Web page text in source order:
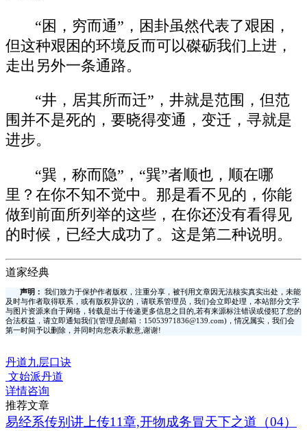
“困，穷而通”，困卦虽然代表了艰困，
但这种艰困的环境反而可以磔砺我们上进，
走出另外一条通路。
“井，居其所而迁”，井就是范围，但范
围并不是死的，要晓得变通，变迁，寻就是
进步。
“巽，称而隐”，“巽”者顺也，顺在哪
里？在你不知不觉中。那是看不见的，你能
做到前面所列举的这些，在你还没有看得见
的时候，已经大成功了。这是第二种说明。
道家经典
声明：
我们致力于保护作者版权，注重分享，被刊用文章因无法核实真实出处，未能
及时与作者取得联系，或有版权异议的，请联系管理员，我们会立即处理，本站部分文字
与图片资源来自于网络，转载是出于传递更多信息之目的,若有来源标注错误或侵犯了您的
合法权益，请立即通知我们(管理员邮箱：15053971836@139.com)，情况属实，我们会
第一时间予以删除，并同时向您表示歉意,谢谢!
丹道九层口诀
文始派丹道
详情咨询
推荐文章
易经系传别讲上传11章,开物成务冒天下之道（04）